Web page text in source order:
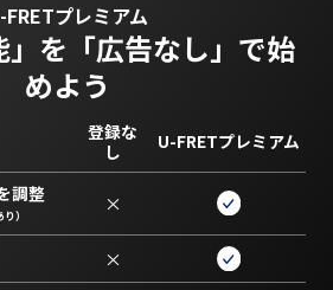
FRETプレミアム
」を 「広告なし」で始
めよう
登録な
し
U-FRETプレミアム
調整
） ×
×